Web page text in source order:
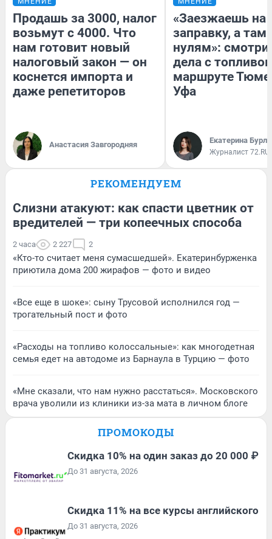
Продашь за 3000, налог
возьмут с 4000. Что
нам готовит новый
налоговый закон — он
коснется импорта и
даже репетиторов
Анастасия Завгородняя
«Заезжаешь на
заправку, а там
нулям»:
дела с
маршруте
Уфа
Екатерина
Журналист 72.RU
РЕКОМЕНДУЕМ
Слизни атакуют: как спасти цветник от
вредителей — три копеечных способа
2 часа 2 227 2
«Кто-то считает меня сумасшедшей». Екатеринбурженка
приютила дома 200 жирафов — фото и видео
«Все еще в шоке»: сыну Трусовой исполнился год —
трогательный пост и фото
«Расходы на топливо колоссальные»: как многодетная
семья едет на автодоме из Барнаула в Турцию — фото
«Мне сказали, что нам нужно расстаться». Московского
врача уволили из клиники из-за мата в личном блоге
ПРОМОКОДЫ
Скидка 10% на один заказ до 20 000 ₽
До 31 августа, 2026
Скидка 11% на все курсы английского
До 31 августа, 2026